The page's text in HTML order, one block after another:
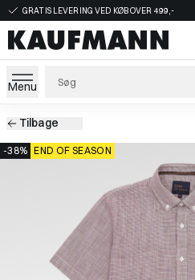
GRATIS LEVERING VED KØB OVER 499,-
Menu
Tilbage
-38% END OF SEASON